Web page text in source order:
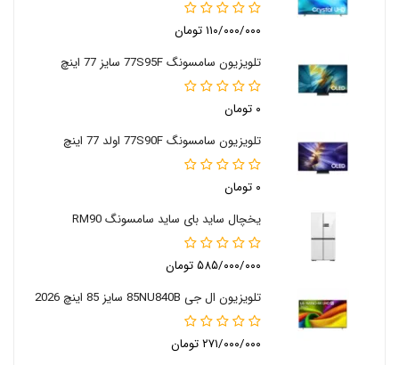
۱۱۰/۰۰۰/۰۰۰ تومان
تلویزیون سامسونگ 77S95F سایز 77 اینچ
۰ تومان
تلویزیون سامسونگ 77S90F اولد 77 اینچ
۰ تومان
یخچال ساید بای ساید سامسونگ RM90
۵۸۵/۰۰۰/۰۰۰ تومان
تلویزیون ال جی 85NU840B سایز 85 اینچ 2026
۲۷۱/۰۰۰/۰۰۰ تومان